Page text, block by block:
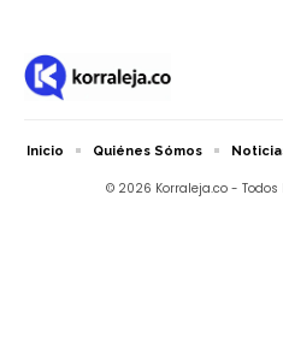
© 2026 Korraleja.co -
Inicio Quiénes Sómos